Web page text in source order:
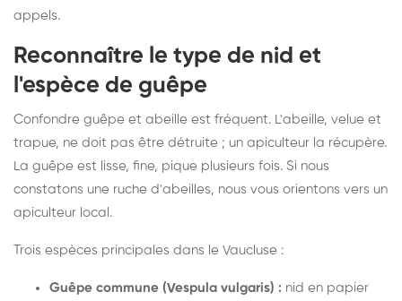
appels.
Reconnaître le type de nid et
l'espèce de guêpe
Confondre guêpe et abeille est fréquent. L'abeille, velue et
trapue, ne doit pas être détruite ; un apiculteur la récupère.
La guêpe est lisse, fine, pique plusieurs fois. Si nous
constatons une ruche d'abeilles, nous vous orientons vers un
apiculteur local.
Trois espèces principales dans le Vaucluse :
Guêpe commune (Vespula vulgaris) : nid en papier